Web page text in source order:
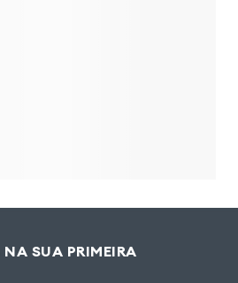
SUA PRIMEIRA